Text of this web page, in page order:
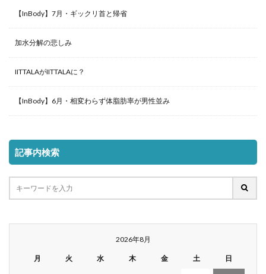
【InBody】7月・ギックリ首と帰省
加水分解の悲しみ
IITTALAがIITTALAに？
【InBody】6月・相変わらず体脂肪率が男性並み
記事内検索
2026年8月
月 火 水 木 金 土 日